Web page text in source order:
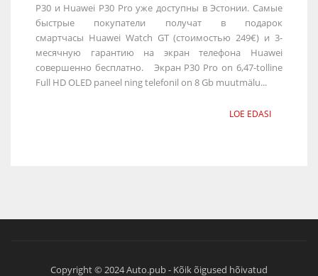
P30 и Huawei P30 Pro уже доступны в Эстонии. Самые
быстрые покупатели получат в подарок
смартчасы Huawei Watch GT (стоимостью 249€) и 3-
месячную гарантию на экран телефона Huawei
совершенно бесплатно. Экран P30 Pro on 6,47-tolline
Full HD OLED paneel ning telefonil on 8 Gb muutmälu...
LOE EDASI
Copyright © 2024 Auto.pub - Kõik õigused hõivatud